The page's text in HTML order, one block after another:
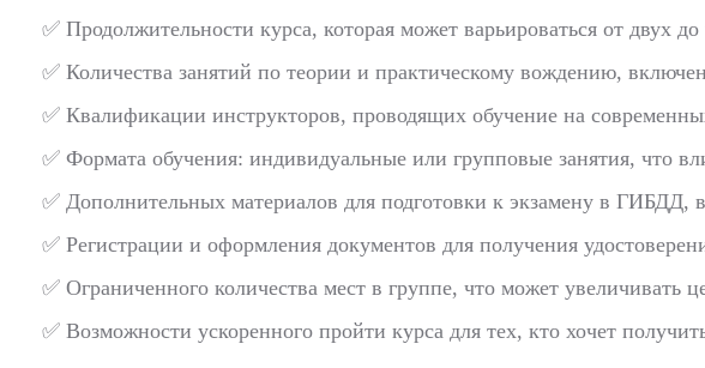
✅ Продолжительности курса, которая может варьироваться от двух
✅ Количества занятий по теории и практическому вождению,
✅ Квалификации инструкторов, проводящих обучение на
✅ Формата обучения: индивидуальные или групповые занятия, что
✅ Дополнительных материалов для подготовки к экзамену в ГИБДД,
✅ Регистрации и оформления документов для получения
✅ Ограниченного количества мест в группе, что может увеличивать
✅ Возможности ускоренного пройти курса для тех, кто хочет